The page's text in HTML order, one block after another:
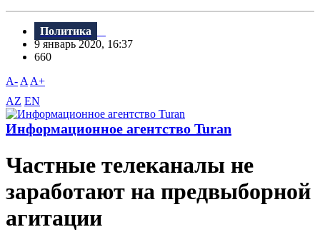
Политика
9 январь 2020, 16:37
660
A- A A+
AZ EN
Информационное агентство Turan
Частные телеканалы не
заработают на предвыборной
агитации